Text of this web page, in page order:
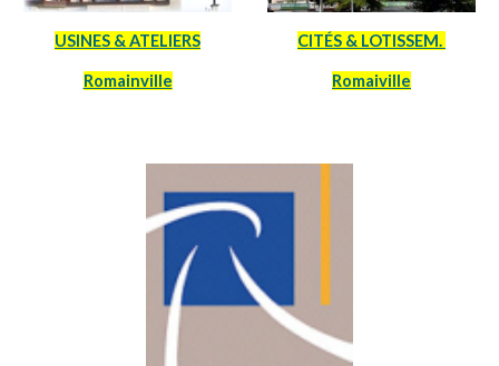
USINES & ATELIERS
Romainville
CITÉS & LOTISSEM.
Romaiville